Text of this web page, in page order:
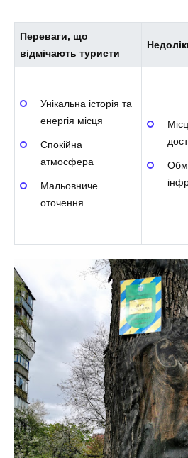
Переваги, що
відмічають туристи
Унікальна історія та
енергія місця
Спокійна
атмосфера
Мальовниче
оточення